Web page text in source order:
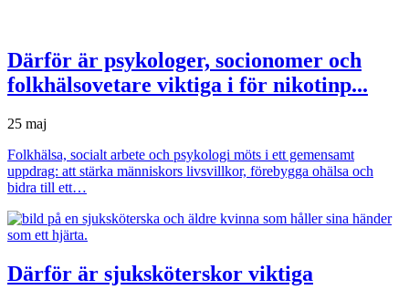
Därför är psykologer, socionomer och
folkhälsovetare viktiga i för nikotinp...
25 maj
Folkhälsa, socialt arbete och psykologi möts i ett gemensamt
uppdrag: att stärka människors livsvillkor, förebygga ohälsa och
bidra till ett…
Därför är sjuksköterskor viktiga